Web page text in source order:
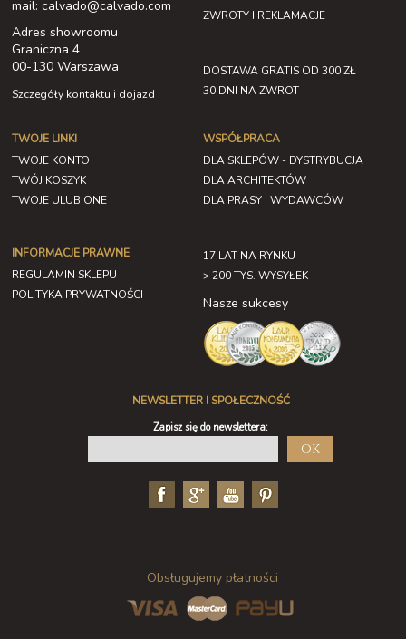
mail: calvado@calvado.com
Adres showroomu
Graniczna 4
00-130 Warszawa
Szczegóły kontaktu i dojazd
ZWROTY I REKLAMACJE
DOSTAWA GRATIS OD 300 ZŁ
30 DNI NA ZWROT
TWOJE LINKI
TWOJE KONTO
TWÓJ KOSZYK
TWOJE ULUBIONE
INFORMACJE PRAWNE
REGULAMIN SKLEPU
POLITYKA PRYWATNOŚCI
WSPÓŁPRACA
DLA SKLEPÓW - DYSTRYBUCJA
DLA ARCHITEKTÓW
DLA PRASY I WYDAWCÓW
17 LAT NA RYNKU
> 200 TYS. WYSYŁEK
Nasze sukcesy
NEWSLETTER I SPOŁECZNOŚĆ
Zapisz się do newslettera:
OK
Obsługujemy płatności